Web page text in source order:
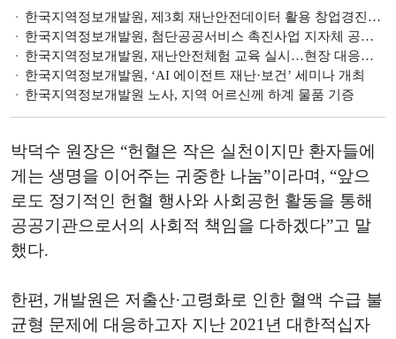
한국지역정보개발원, 제3회 재난안전데이터 활용 창업경진대회 개최
한국지역정보개발원, 첨단공공서비스 촉진사업 지자체 공식 이관
한국지역정보개발원, 재난안전체험 교육 실시…현장 대응역량 제고
한국지역정보개발원, ‘AI 에이전트 재난·보건’ 세미나 개최
한국지역정보개발원 노사, 지역 어르신께 하계 물품 기증
박덕수 원장은 “헌혈은 작은 실천이지만 환자들에
게는 생명을 이어주는 귀중한 나눔”이라며, “앞으
로도 정기적인 헌혈 행사와 사회공헌 활동을 통해
공공기관으로서의 사회적 책임을 다하겠다”고 말
했다.
한편, 개발원은 저출산·고령화로 인한 혈액 수급 불
균형 문제에 대응하고자 지난 2021년 대한적십자